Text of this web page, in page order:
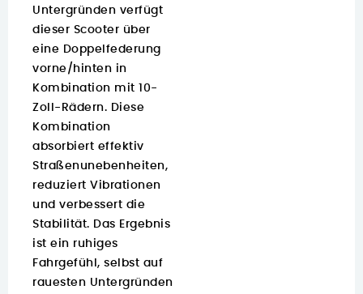
Untergründen verfügt
dieser Scooter über
eine Doppelfederung
vorne/hinten in
Kombination mit 10-
Zoll-Rädern. Diese
Kombination
absorbiert effektiv
Straßenunebenheiten,
reduziert Vibrationen
und verbessert die
Stabilität. Das Ergebnis
ist ein ruhiges
Fahrgefühl, selbst auf
rauesten Untergründen